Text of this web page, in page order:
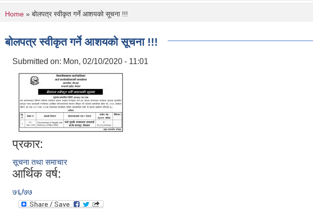
You are here
Home » बोलपत्र स्वीकृत गर्ने आशयको सूचना !!!
बोलपत्र स्वीकृत गर्ने आशयको सूचना !!!
Submitted on: Mon, 02/10/2020 - 11:01
प्रकार:
सूचना तथा समाचार
आर्थिक वर्ष:
७६/७७